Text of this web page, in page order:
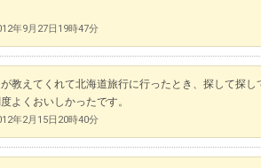
年9月27日19時47分
教えてくれて北海道旅行に行ったとき、探して探
よくおいしかったです。
年2月15日20時40分